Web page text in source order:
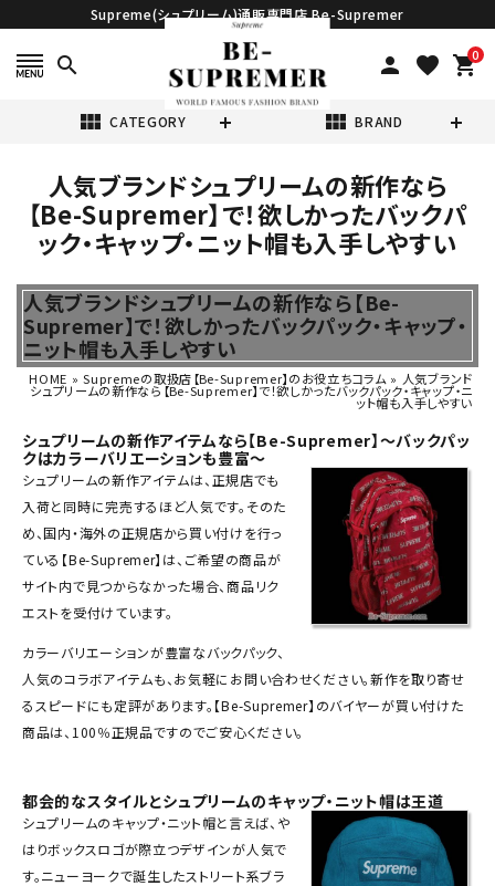
Supreme(シュプリーム)通販専門店 Be-Supremer
search person favorite 0
shopping_cart
view_module CATEGORY view_module BRAND
search
表示する商品はありません。
CATEGORY
Tシャツ・ロングスリーブ
パーカー・トレーナー
ジャケット・アウター
キャップ・ハット
ニット帽・ビーニー
バックパック・リュック
スニーカー・ブーツ
パンツ・ショーツ
人気ブランドシュプリームの新作なら
【Be-Supremer】で！欲しかったバックパ
ック・キャップ・ニット帽も入手しやすい
人気ブランドシュプリームの新作なら【Be-
Supremer】で！欲しかったバックパック・キャップ・
ニット帽も入手しやすい
HOME »Supremeの取扱店【Be-Supremer】のお役立ちコラム » 人気ブランド
シュプリームの新作なら【Be-Supremer】で！欲しかったバックパック・キャップ・ニ
ット帽も入手しやすい
シュプリームの新作アイテムなら【Be-Supremer】～バックパッ
クはカラーバリエーションも豊富～
シュプリームの新作アイテムは、正規店でも
入荷と同時に完売するほど人気です。そのた
め、国内・海外の正規店から買い付けを行っ
ている【Be-Supremer】は、ご希望の商品が
サイト内で見つからなかった場合、商品リク
エストを受付けています。
カラーバリエーションが豊富なバックパック、
人気のコラボアイテムも、お気軽にお問い合わせください。新作を取り寄せ
るスピードにも定評があります。【Be-Supremer】のバイヤーが買い付けた
商品は、100％正規品ですのでご安心ください。
都会的なスタイルとシュプリームのキャップ・ニット帽は王道
シュプリームのキャップ・ニット帽と言えば、や
はりボックスロゴが際立つデザインが人気で
す。ニューヨークで誕生したストリート系ブラ